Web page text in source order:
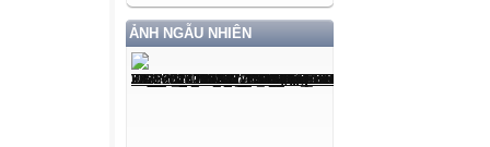
ẢNH NGẪU NHIÊN